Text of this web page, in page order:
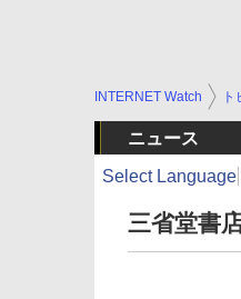
INTERNET Watch ト
ニュース
Select Language
三省堂書